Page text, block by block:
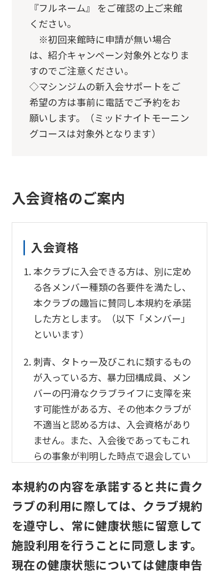
『フルネーム』 をご確認の上ご来館
ください。
※初回来館時に申請が無い場合
は、紹介キャンペーン対象外となりま
すのでご注意ください。
◇マシンジムの新入会サポートをご
希望の方は事前に電話でご予約をお
願いします。（ミッドナイトモーニン
グコースは対象外となります）
入会資格のご案内
入会資格
本クラブに入会できる方は、別に定め
る各メンバー種類の各要件を満たし、
本クラブの趣旨に賛同し本規約を承諾
した方とします。（以下「メンバー」
といいます）
刺青、タトゥー及びこれに類するもの
が入っている方、暴力団構成員、メン
バーの円滑なクラブライフに支障を来
す可能性がある方、その他本クラブが
不適当と認める方は、入会資格があり
ません。また、入会後であってもこれ
らの事象が判明した時点で退会してい
メンバーの利用及び事故
メンバーは、自己の責任と危険負担に
おいて、他のメンバーと協調して、本
クラブの施設を利用するものとしま
す。
本規約の内容を承諾すると共に貴ク
ラブの利用に際しては、クラブ規約
を遵守し、常に健康状態に留意して
施設利用を行うことに同意します。
現在の健康状態については健康申告
this
using
the
service.
Automatic